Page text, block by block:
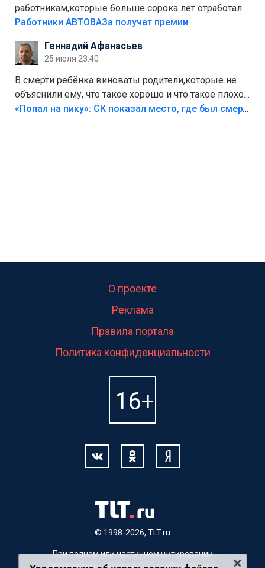
работникам,которые больше сорока лет отработали
на предприятии.
Работники АВТОВАЗа получат премии
Геннадий Афанасьев
25 июля 23:40
В смерти ребёнка виноваты родители,которые не
объяснили ему, что такое хорошо и что такое плохо!
Лезть через такой забор,верх безумия,есть же
«Попал на пику»: СК показал место, где был смертельно травмирован ребенок в Тольятти
© 1998-2026, TLT.ru
О проекте
Реклама
Правила портала
Политика конфиденциальности
При полном или частичном цитировании
материалов, ссылка на TLT.ru обязательна.